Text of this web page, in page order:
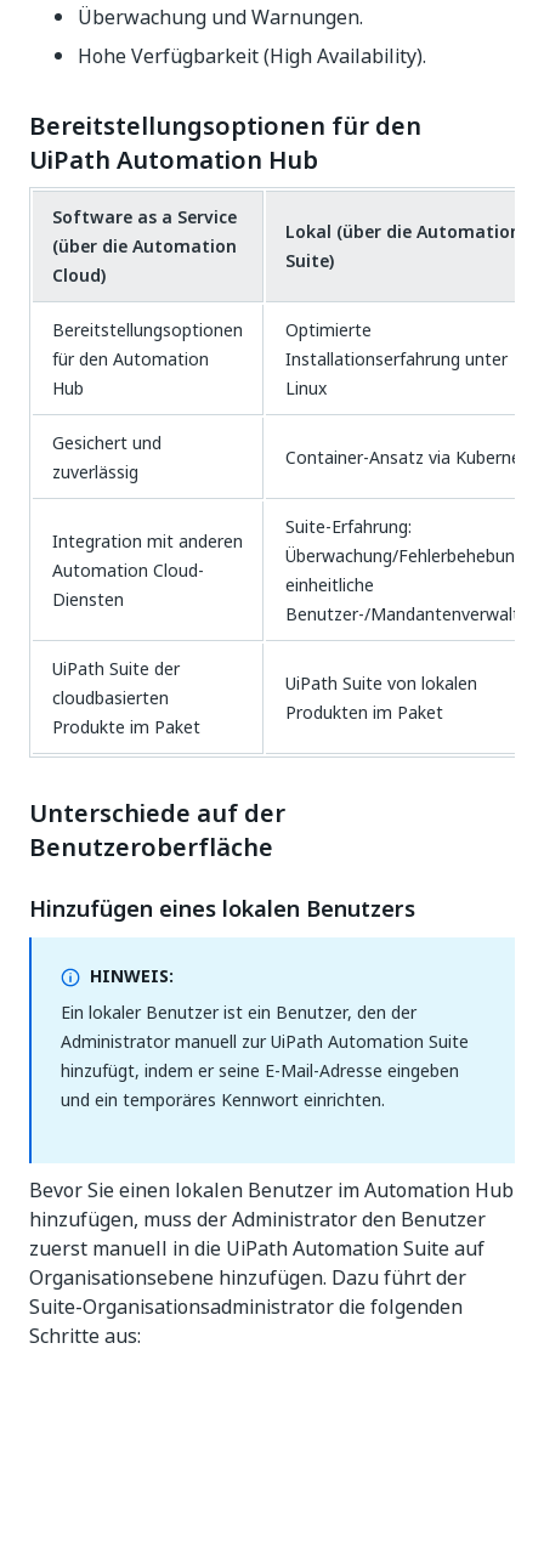
Überwachung und Warnungen.​
Hohe Verfügbarkeit (High Availability).
Bereitstellungsoptionen für den
UiPath Automation Hub
Software as a Service
(über die Automation
Cloud)
Lokal (über die Automation
Suite)
Bereitstellungsoptionen
für den Automation
Hub
Optimierte
Installationserfahrung unter
Linux
Gesichert und
zuverlässig​
Container-Ansatz via
Integration mit anderen
Automation Cloud-
Diensten​
Suite-Erfahrung:
Überwachung/Fehlerbehebung,
einheitliche
Benutzer-/
UiPath Suite der
cloudbasierten
Produkte im Paket
UiPath Suite von lokalen
Produkten im Paket​
Unterschiede auf der
Benutzeroberfläche
Hinzufügen eines lokalen Benutzers
HINWEIS:
Ein lokaler Benutzer ist ein Benutzer, den der
Administrator manuell zur UiPath Automation Suite
hinzufügt, indem er seine E-Mail-Adresse eingeben
und ein temporäres Kennwort einrichten.
Bevor Sie einen lokalen Benutzer im Automation Hub
hinzufügen, muss der Administrator den Benutzer
zuerst manuell in die UiPath Automation Suite auf
Organisationsebene hinzufügen. Dazu führt der
Suite-Organisationsadministrator die folgenden
Schritte aus: